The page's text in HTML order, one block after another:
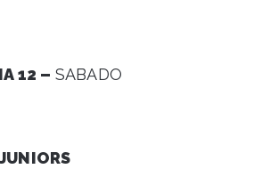
12 – SABADO